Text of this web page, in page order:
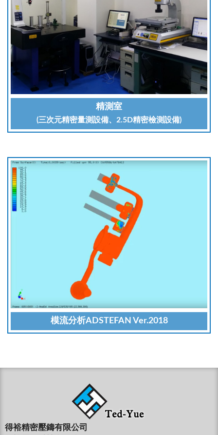
精測室
(三次元精密量測設備、2.5D精密檢測設備)
模流分析ADSTEFAN Ver.2018
得裕精密壓鑄有限公司